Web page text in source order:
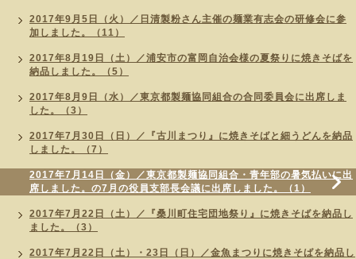
2017年9月5日（火）／日清製粉さん主催の麺業有志会の研修会に参
加しました。（11）
2017年8月19日（土）／浦安市の富岡自治会様の夏祭りに焼きそばを
納品しました。（5）
2017年8月9日（水）／東京都製麺協同組合の合同委員会に出席しま
した。（3）
2017年7月30日（日）／『古川まつり』に焼きそばと細うどんを納品
しました。（7）
2017年7月14日（金）／東京都製麺協同組合・青年部の暑気払いに出
席しました。の7月の役員支部長会議に出席しました。（1）
2017年7月22日（土）／『桑川町住宅団地祭り』に焼きそばを納品し
ました。（3）
2017年7月22日（土）・23日（日）／金魚まつりに焼きそばを納品し